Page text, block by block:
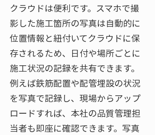
クラウドは便利です。スマホで撮
影した施工箇所の写真は自動的に
位置情報と紐付いてクラウドに保
存されるため、日付や場所ごとに
施工状況の記録を共有できます。
例えば鉄筋配置や配管埋設の状況
を写真で記録し、現場からアップ
ロードすれば、本社の品質管理担
当者も即座に確認できます。写真